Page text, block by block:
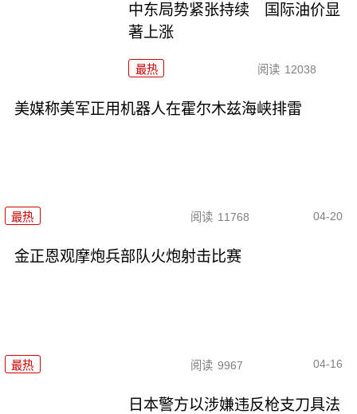
中东局势紧张持续 国际油价显
著上涨
最热 阅读 12038
美媒称美军正用机器人在霍尔木兹海峡排雷
最热 阅读 11768 04-20
金正恩观摩炮兵部队火炮射击比赛
最热 阅读 9967 04-16
日本警方以涉嫌违反枪支刀具法